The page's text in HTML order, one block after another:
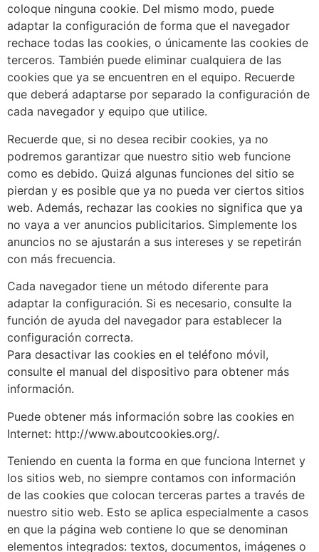
coloque ninguna cookie. Del mismo modo, puede
adaptar la configuración de forma que el navegador
rechace todas las cookies, o únicamente las cookies de
terceros. También puede eliminar cualquiera de las
cookies que ya se encuentren en el equipo. Recuerde
que deberá adaptarse por separado la configuración de
cada navegador y equipo que utilice.
Recuerde que, si no desea recibir cookies, ya no
podremos garantizar que nuestro sitio web funcione
como es debido. Quizá algunas funciones del sitio se
pierdan y es posible que ya no pueda ver ciertos sitios
web. Además, rechazar las cookies no significa que ya
no vaya a ver anuncios publicitarios. Simplemente los
anuncios no se ajustarán a sus intereses y se repetirán
con más frecuencia.
Cada navegador tiene un método diferente para
adaptar la configuración. Si es necesario, consulte la
función de ayuda del navegador para establecer la
configuración correcta.
Para desactivar las cookies en el teléfono móvil,
consulte el manual del dispositivo para obtener más
información.
Puede obtener más información sobre las cookies en
Internet: http://www.aboutcookies.org/.
Teniendo en cuenta la forma en que funciona Internet y
los sitios web, no siempre contamos con información
de las cookies que colocan terceras partes a través de
nuestro sitio web. Esto se aplica especialmente a casos
en que la página web contiene lo que se denominan
elementos integrados: textos, documentos, imágenes o